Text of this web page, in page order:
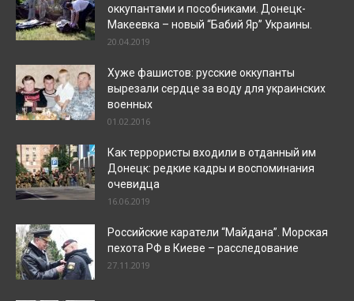
оккупантами и пособниками. Донецк-
Макеевка – новый “Бабий Яр” Украины.
20.04.2019
Хуже фашистов: русские оккупанты
вырезали сердце за воду для украинских
военных
01.02.2016
Как террористы входили в отданный им
Донецк: редкие кадры и воспоминания
очевидца
16.06.2019
Российские каратели “Майдана”. Морская
пехота РФ в Киеве – расследование
27.11.2019